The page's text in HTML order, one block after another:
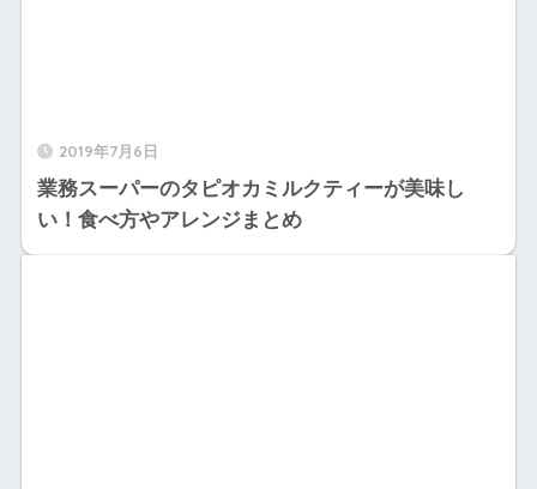
2019年7月6日
業務スーパーのタピオカミルクティーが美味し
い！食べ方やアレンジまとめ